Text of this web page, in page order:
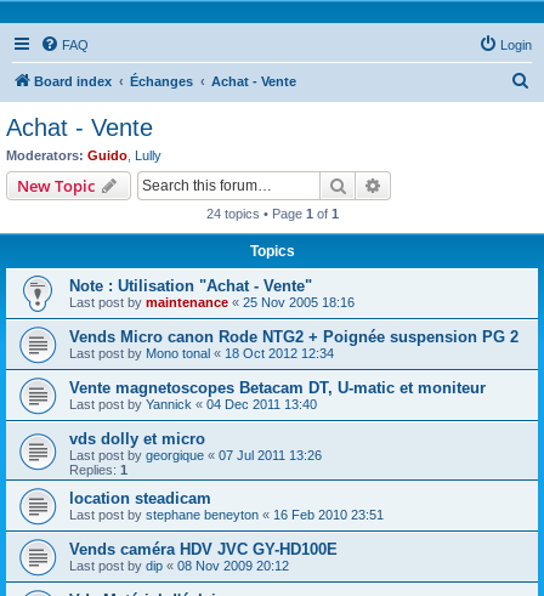
FAQ Login
Board index Échanges Achat - Vente
Achat - Vente
Moderators: Guido Lully
New Topic Search
24 topics • Page 1 of 1
Topics
Note : Utilisation "Achat - Vente"
Last post by maintenance « 25 Nov 2005 18:16
Vends Micro canon Rode NTG2 + Poignée suspension PG 2
Last post by Mono tonal « 18 Oct 2012 12:34
Vente magnetoscopes Betacam DT, U-matic et moniteur
Last post by Yannick « 04 Dec 2011 13:40
vds dolly et micro
Last post by georgique « 07 Jul 2011 13:26
Replies: 1
location steadicam
Last post by stephane beneyton « 16 Feb 2010 23:51
Vends caméra HDV JVC GY-HD100E
Last post by dip « 08 Nov 2009 20:12